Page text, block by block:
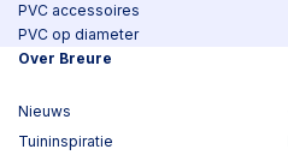
PVC accessoires
PVC op diameter
Over Breure
Nieuws
Tuininspiratie